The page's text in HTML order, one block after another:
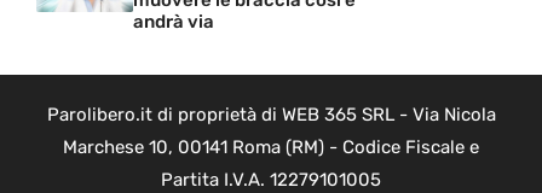
andrà via
Parolibero.it di proprietà di WEB 365 SRL - Via Nicola
Marchese 10, 00141 Roma (RM) - Codice Fiscale e
Partita I.V.A. 12279101005